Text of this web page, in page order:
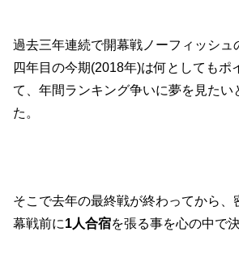
過去三年連続で開幕戦ノーフィッシュ
四年目の今期(2018年)は何としてもポ
て、年間ランキング争いに夢を見たい
た。
そこで去年の最終戦が終わってから、
幕戦前に1人合宿を張る事を心の中で